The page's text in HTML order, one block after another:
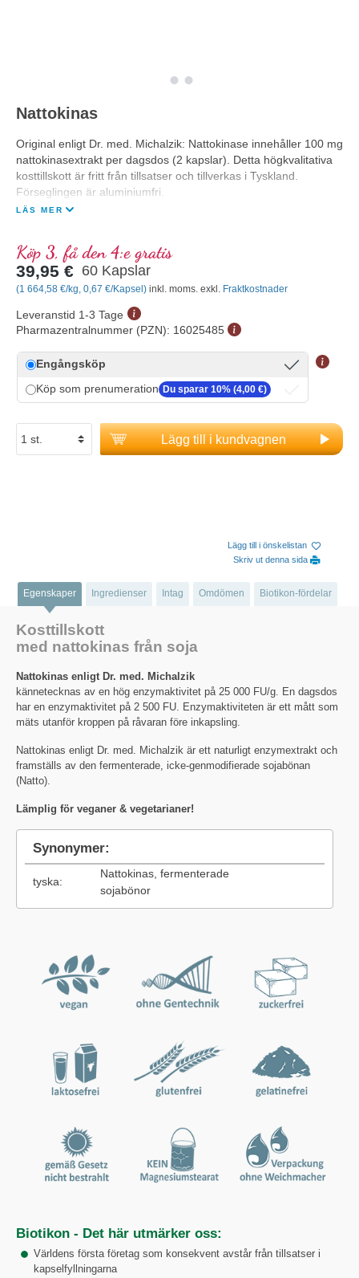
Nattokinas
Original enligt Dr. med. Michalzik: Nattokinase innehåller 100 mg
nattokinasextrakt per dagsdos (2 kapslar). Detta högkvalitativa
kosttillskott är fritt från tillsatser och tillverkas i Tyskland.
Förseglingen är aluminiumfri.
LÄS MER
Köp 3, få den 4:e gratis
39,95 € 60 Kapslar
(1 664,58 €/kg, 0,67 €/Kapsel) inkl. moms. exkl. Fraktkostnader
Leveranstid 1-3 Tage
Pharmazentralnummer (PZN): 16025485
Engångsköp
Köp som prenumeration Du sparar 10% (4,00 €)
Lägg till i kundvagnen
Lägg till i önskelistan
Skriv ut denna sida
Egenskaper Ingredienser Intag Omdömen Biotikon-fördelar
Kosttillskott
med nattokinas från soja
Nattokinas enligt Dr. med. Michalzik
kännetecknas av en hög enzymaktivitet på 25 000 FU/g. En dagsdos
har en enzymaktivitet på 2 500 FU. Enzymaktiviteten är ett mått som
mäts utanför kroppen på råvaran före inkapsling.
Nattokinas enligt Dr. med. Michalzik är ett naturligt enzymextrakt och
framställs av den fermenterade, icke-genmodifierade sojabönan
(Natto).
Lämplig för veganer & vegetarianer!
Synonymer:
tyska:
Nattokinas, fermenterade
sojabönor
Biotikon - Det här utmärker oss:
Världens första företag som konsekvent avstår från tillsatser i
kapselfyllningarna